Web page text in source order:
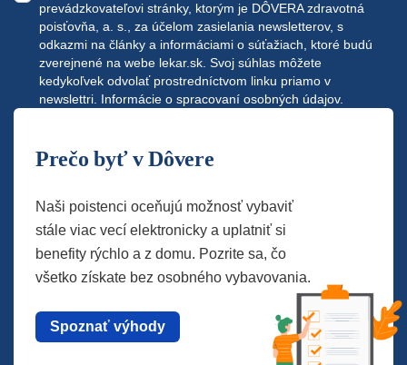
prevádzkovateľovi stránky, ktorým je DÔVERA zdravotná
poisťovňa, a. s., za účelom zasielania newsletterov, s
odkazmi na články a informáciami o súťažiach, ktoré budú
zverejnené na webe lekar.sk . Svoj súhlas môžete
kedykoľvek odvolať prostredníctvom linku priamo v
newslettri. Informácie o spracovaní osobných údajov.
Prečo byť v Dôvere
Naši poistenci oceňujú možnosť vybaviť
stále viac vecí elektronicky a uplatniť si
benefity rýchlo a z domu. Pozrite sa, čo
všetko získate bez osobného vybavovania.
Spoznať výhody